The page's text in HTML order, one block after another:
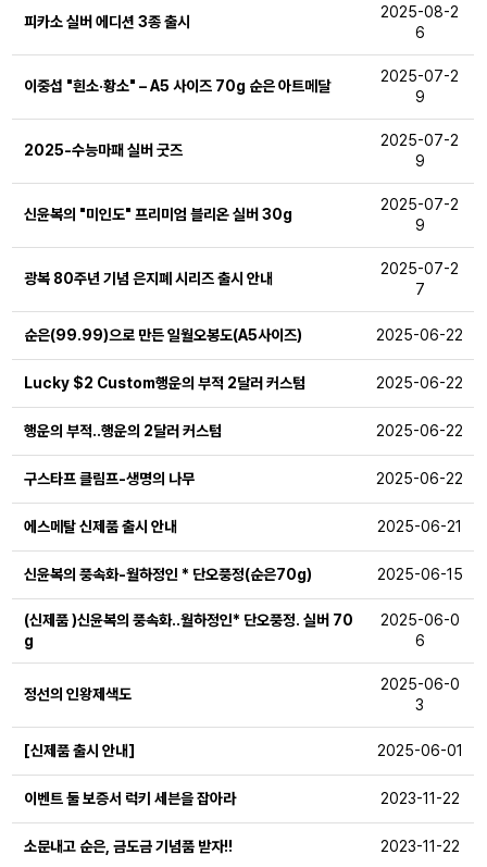
피카소 실버 에디션 3종 출시
2025-08-2
6
이중섭 "흰소·황소" – A5 사이즈 70g 순은 아트메달
2025-07-2
9
2025-수능마패 실버 굿즈
2025-07-2
9
신윤복의 "미인도" 프리미엄 블리온 실버 30g
2025-07-2
9
광복 80주년 기념 은지폐 시리즈 출시 안내
2025-07-2
7
순은(99.99)으로 만든 일월오봉도(A5사이즈) 2025-06-22
Lucky $2 Custom행운의 부적 2달러 커스텀 2025-06-22
행운의 부적..행운의 2달러 커스텀 2025-06-22
구스타프 클림프-생명의 나무 2025-06-22
에스메탈 신제품 출시 안내 2025-06-21
신윤복의 풍속화-월하정인 * 단오풍정(순은70g) 2025-06-15
(신제품 )신윤복의 풍속화..월하정인* 단오풍정. 실버 70
g
2025-06-0
6
정선의 인왕제색도
2025-06-0
3
[신제품 출시 안내] 2025-06-01
이벤트 둘 보증서 럭키 세븐을 잡아라 2023-11-22
소문내고 순은, 금도금 기념품 받자!! 2023-11-22